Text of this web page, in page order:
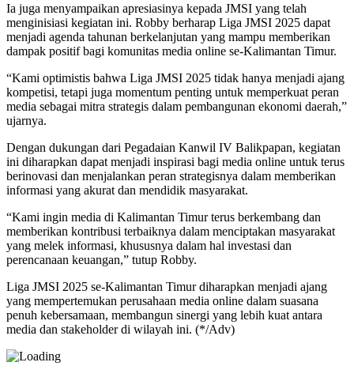
Ia juga menyampaikan apresiasinya kepada JMSI yang telah
menginisiasi kegiatan ini. Robby berharap Liga JMSI 2025 dapat
menjadi agenda tahunan berkelanjutan yang mampu memberikan
dampak positif bagi komunitas media online se-Kalimantan Timur.
“Kami optimistis bahwa Liga JMSI 2025 tidak hanya menjadi ajang
kompetisi, tetapi juga momentum penting untuk memperkuat peran
media sebagai mitra strategis dalam pembangunan ekonomi daerah,”
ujarnya.
Dengan dukungan dari Pegadaian Kanwil IV Balikpapan, kegiatan
ini diharapkan dapat menjadi inspirasi bagi media online untuk terus
berinovasi dan menjalankan peran strategisnya dalam memberikan
informasi yang akurat dan mendidik masyarakat.
“Kami ingin media di Kalimantan Timur terus berkembang dan
memberikan kontribusi terbaiknya dalam menciptakan masyarakat
yang melek informasi, khususnya dalam hal investasi dan
perencanaan keuangan,” tutup Robby.
Liga JMSI 2025 se-Kalimantan Timur diharapkan menjadi ajang
yang mempertemukan perusahaan media online dalam suasana
penuh kebersamaan, membangun sinergi yang lebih kuat antara
media dan stakeholder di wilayah ini. (*/Adv)